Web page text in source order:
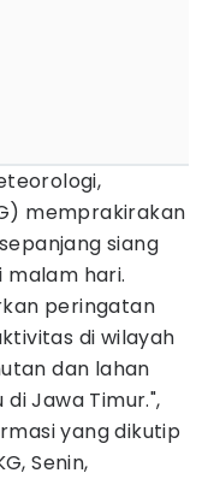
memprakirakan
siang
malam hari.
peringatan
di wilayah
dan lahan
Jawa Timur.",
yang dikutip
Senin,